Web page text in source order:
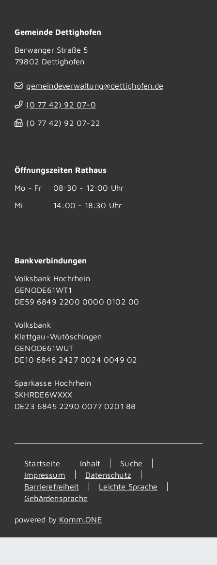
Gemeinde Dettighofen
Berwanger Straße 5
79802 Dettighofen
gemeindeverwaltung@dettighofen.de
(0 77 42) 92 07-0
(0 77 42) 92 07-22
Öffnungszeiten Rathaus
Mo - Fr
08:30 - 12:00 Uhr
Mi
14:00 - 18:30 Uhr
Bankverbindungen
Volksbank Hochrhein
GENODE61WT1
DE59 6849 2200 0000 0102 00
Volksbank
Klettgau-Wutöschingen
GENODE61WUT
DE10 6846 2427 0024 0049 02
Sparkasse Hochrhein
SKHRDE6WXXX
DE23 6845 2290 0077 0201 88
Startseite Inhalt
Suche
Impressum
Datenschutz
Barrierefreiheit
Leichte Sprache
Gebärdensprache
powered by Komm.ONE